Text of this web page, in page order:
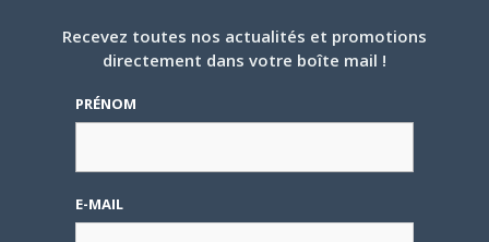
Corocoro Ichiban! (83 334)
Evening (114 000)
Gekkan Morning Two (18 834)
Gekkan! Spirits (9 000)
Grand Jump (193 000)
Recevez toutes nos actualités et promotions
directement dans votre boîte mail !
PRÉNOM
E-MAIL